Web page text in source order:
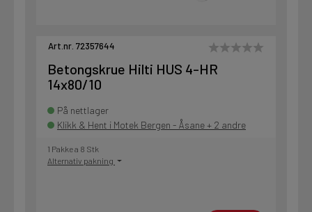
Art.nr. 72357644
Betongskrue Hilti HUS 4-HR
14x80/10
På nettlager
Klikk & Hent i Motek Bergen - Åsane + 2 andre
1 Pakke a 8 Stk
Alternativ pakning